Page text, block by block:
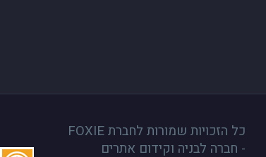
כל הזכויות שמורות לחברת FOXIE
- חברה לבניה וקידום אתרים